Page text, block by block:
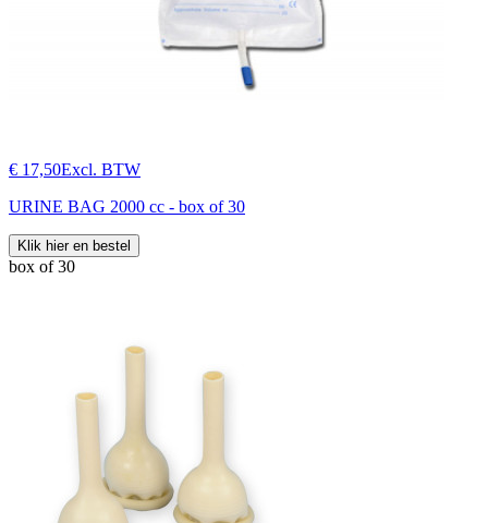
€ 17,50Excl. BTW
URINE BAG 2000 cc - box of 30
Klik hier en bestel
box of 30